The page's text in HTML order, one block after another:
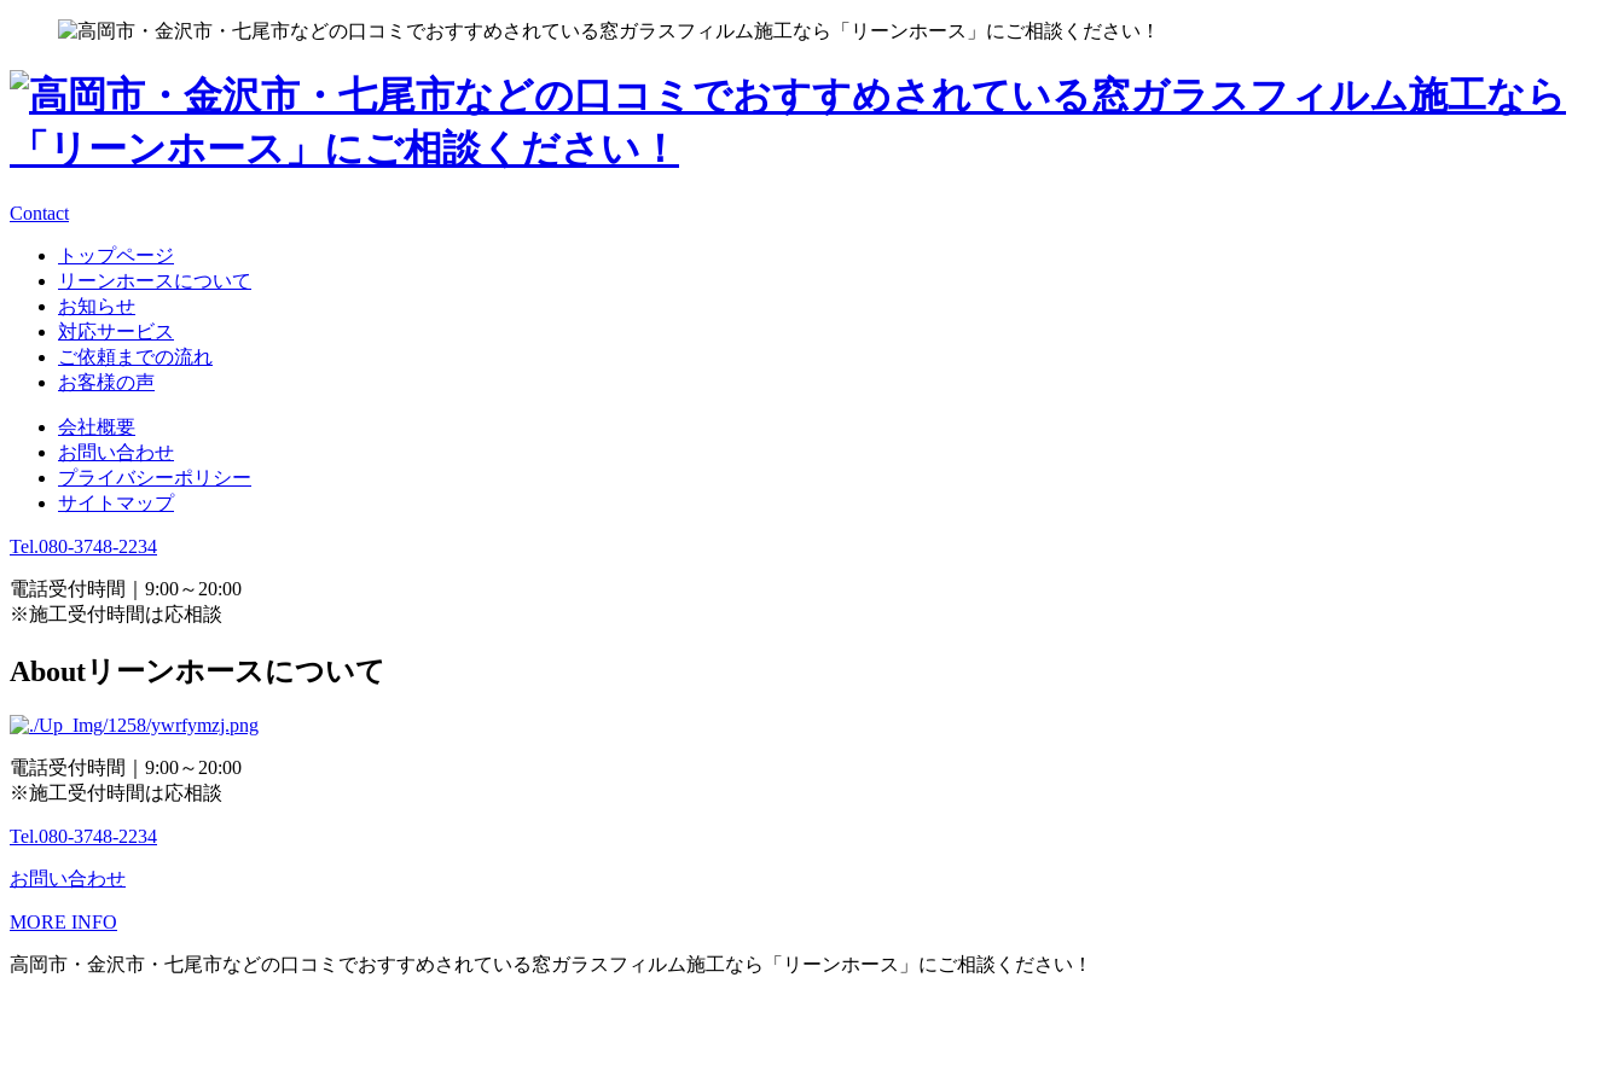
Contact
トップページ
リーンホースについて
お知らせ
対応サービス
ご依頼までの流れ
お客様の声
会社概要
お問い合わせ
プライバシーポリシー
サイトマップ
Tel.080-3748-2234
電話受付時間｜9:00～20:00
※施工受付時間は応相談
Aboutリーンホースについて
電話受付時間｜9:00～20:00
※施工受付時間は応相談
Tel.080-3748-2234
お問い合わせ
MORE INFO
高岡市・金沢市・七尾市などの口コミでおすすめされている窓ガラスフィルム施工なら「リーンホース」にご相談ください！